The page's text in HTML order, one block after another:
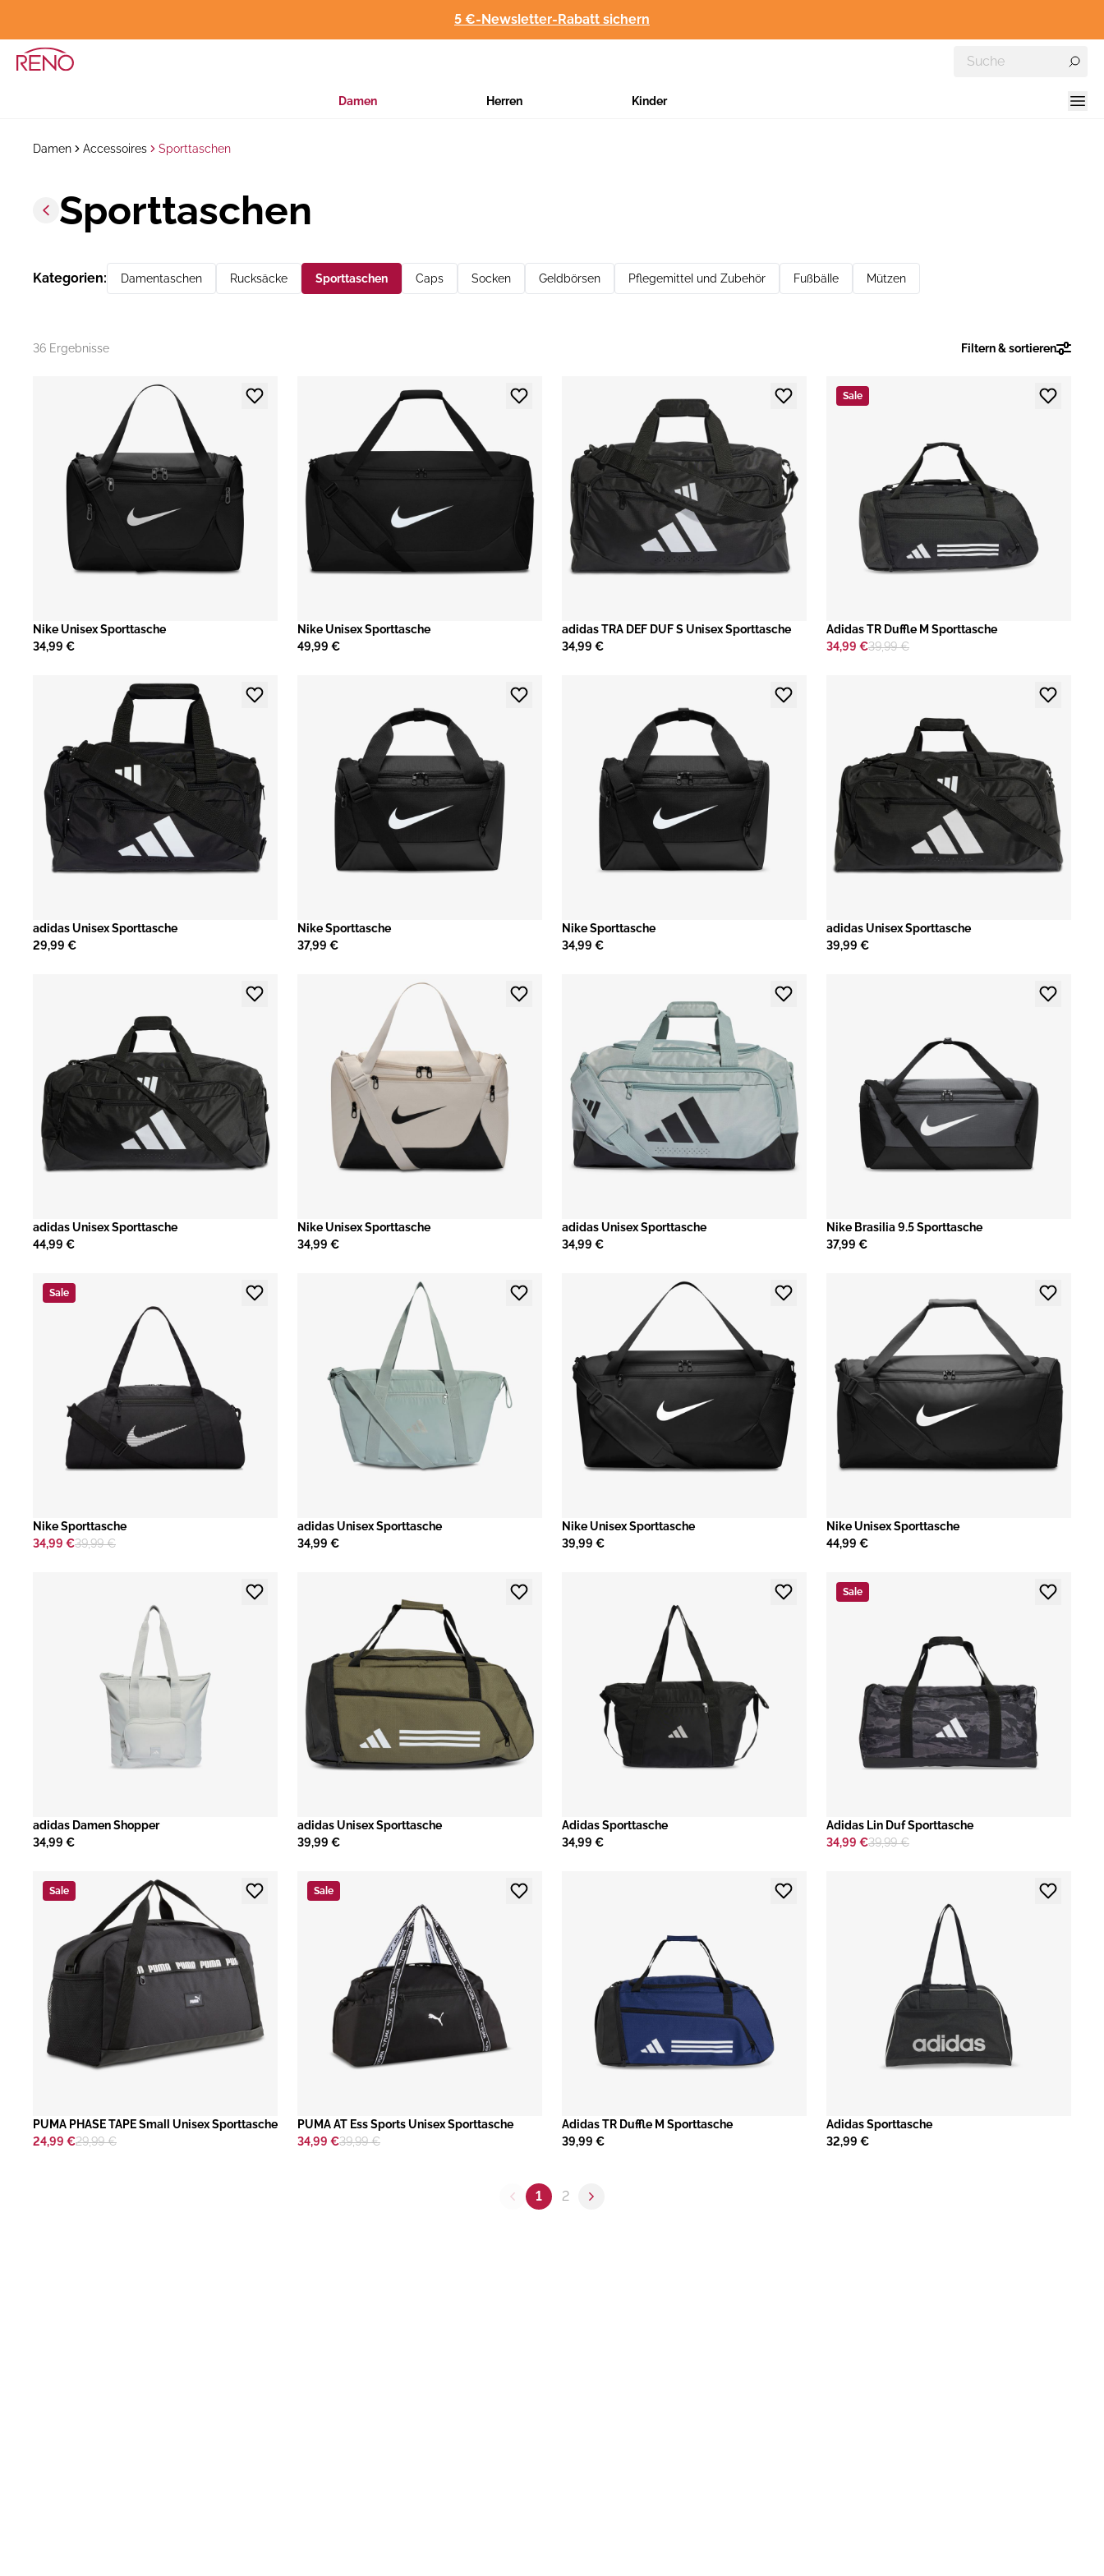
5 €-Newsletter-Rabatt sichern
Damen Herren Kinder
Damen Accessoires Sporttaschen
Sporttaschen
Kategorien: Damentaschen Rucksäcke Sporttaschen Caps Socken Geldbörsen Pflegemittel und Zubehör Fußbälle Mützen
Filtern & sortieren
36 Ergebnisse
Nike Unisex Sporttasche
34,99 €
Nike Unisex Sporttasche
49,99 €
adidas TRA DEF DUF S Unisex Sporttasche
34,99 €
Sale
​Adidas TR Duffle M Sporttasche
34,99 €39,99 €
adidas Unisex Sporttasche
29,99 €
​Nike Sporttasche
37,99 €
​Nike Sporttasche
34,99 €
adidas Unisex Sporttasche
39,99 €
adidas Unisex Sporttasche
44,99 €
Nike Unisex Sporttasche
34,99 €
adidas Unisex Sporttasche
34,99 €
Nike Brasilia 9.5 Sporttasche
37,99 €
Sale
Nike Sporttasche
34,99 €39,99 €
adidas Unisex Sporttasche
34,99 €
Nike Unisex Sporttasche
39,99 €
Nike Unisex Sporttasche
44,99 €
adidas Damen Shopper
34,99 €
adidas Unisex Sporttasche
39,99 €
​Adidas Sporttasche
34,99 €
Sale
​Adidas Lin Duf Sporttasche
34,99 €39,99 €
Sale
PUMA PHASE TAPE Small Unisex Sporttasche
24,99 €29,99 €
Sale
PUMA AT Ess Sports Unisex Sporttasche
34,99 €39,99 €
​Adidas TR Duffle M Sporttasche
39,99 €
​Adidas Sporttasche
32,99 €
Previous page
1 2 Next page